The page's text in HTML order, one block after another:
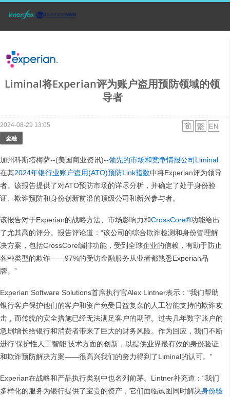
Liminal将Experian评为账户盗用预防领域的领
导者
2024-08-29 13:05
金融
加州科斯塔梅萨--(美国商业资讯)--领先的市场和竞争情报公司Liminal
在其2024年银行业账户盗用(ATO)预防Link指数中将Experian评为领导
者。该报告提供了对ATO预防市场的详尽分析，并确定了处于身份验
证、欺诈预防和身份创新前沿的顶级公司和新兴参与者。
该报告对于Experian的战略方法、市场影响力和CrossCore®功能给出
了尤其高的评分。报告评论道：“该公司的综合欺诈检测和身份管理解
决方案，包括CrossCore编排功能，受到全球企业的信赖，有助于防止
各种类型的欺诈——97%的受访金融服务从业者都熟悉Experian品
牌。”
Experian Software Solutions首席执行官Alex Lintner表示：“我们帮助
银行客户保护他们的客户和资产免受日益复杂的人工智能支持的欺诈攻
击，而传统的安全措施已经无法满足客户的期望。过去几年数字账户的
急剧增长给银行和消费者带来了巨大的财务风险。作为回应，我们不断
进行‘保护性人工智能’技术方面的创新，以提供业界最有效的身份验证
和欺诈预防解决方案——很高兴我们的努力得到了Liminal的认可。”
Experian在战略和产品执行类别中也名列前茅。Lintner补充道：“我们
多样化的服务为银行提供了宝贵的资产，它们面临试图同时解决身份验